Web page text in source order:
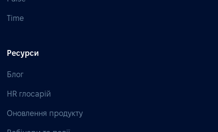
Time
Ресурси
Блог
HR глосарій
Оновлення продукту